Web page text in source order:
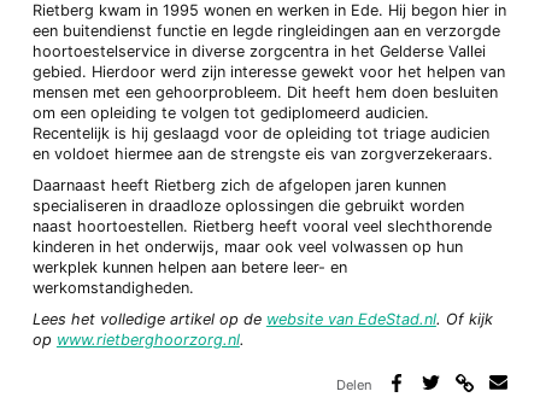
Rietberg kwam in 1995 wonen en werken in Ede. Hij begon hier in
een buitendienst functie en legde ringleidingen aan en verzorgde
hoortoestelservice in diverse zorgcentra in het Gelderse Vallei
gebied. Hierdoor werd zijn interesse gewekt voor het helpen van
mensen met een gehoorprobleem. Dit heeft hem doen besluiten
om een opleiding te volgen tot gediplomeerd audicien.
Recentelijk is hij geslaagd voor de opleiding tot triage audicien
en voldoet hiermee aan de strengste eis van zorgverzekeraars.
Daarnaast heeft Rietberg zich de afgelopen jaren kunnen
specialiseren in draadloze oplossingen die gebruikt worden
naast hoortoestellen. Rietberg heeft vooral veel slechthorende
kinderen in het onderwijs, maar ook veel volwassen op hun
werkplek kunnen helpen aan betere leer- en
werkomstandigheden.
Lees het volledige artikel op de website van EdeStad.nl. Of kijk
op www.rietberghoorzorg.nl.
Delen